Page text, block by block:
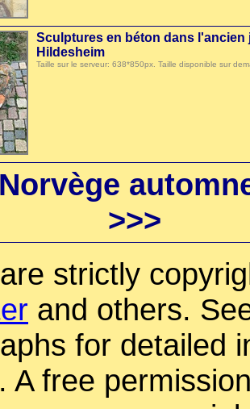
Sculptures en béton dans
Hildesheim
Taille sur le serveur: 638*850px. Taille disponible sur
>>>
strictly
and others.
for detailed
A free